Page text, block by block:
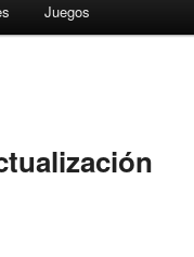
Juegos